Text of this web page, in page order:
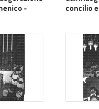
-
concilio